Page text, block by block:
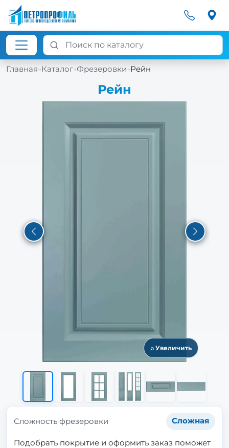
Главная→Каталог→Фрезеровки→Рейн
Рейн
⌕ Увеличить
Previous Next
Сложность фрезеровки Сложная
Подобрать покрытие и оформить заказ поможет